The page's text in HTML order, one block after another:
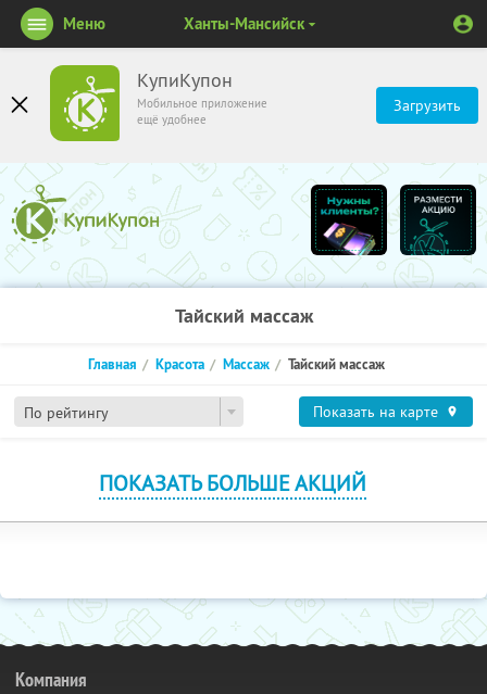
КупиКупон
Мобильное приложение
ещё удобнее
Загрузить
Меню Ханты-Мансийск
Тайский массаж
По рейтингу
Главная Красота Массаж Тайский массаж
Показать на карте
ПОКАЗАТЬ БОЛЬШЕ АКЦИЙ
Компания